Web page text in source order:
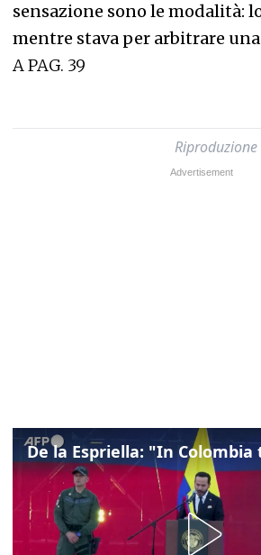
sensazione sono le modalità:
mentre stava per arbitrare
A PAG. 39